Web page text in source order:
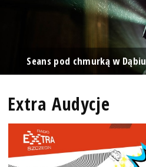
Seans pod chmurką w Dąbiu
Extra Audycje